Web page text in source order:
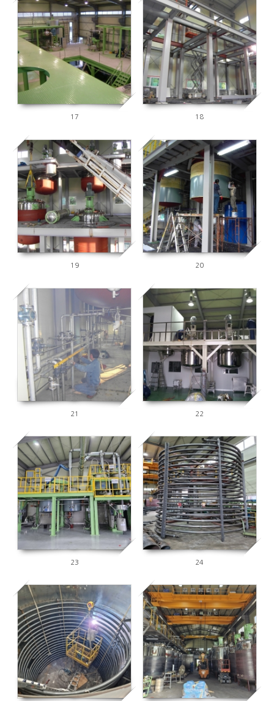
7782
17
6388
18
16015
19
7670
20
21
8146
22
2628
23
2676
24
2697 2657